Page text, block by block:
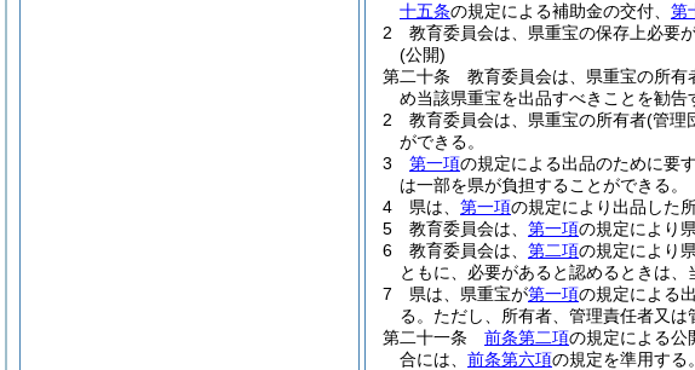
十五条の規定による補助金の交付、 第
2
教育委員会は、県重宝の保存上必要
(公開)
第二十条
教育委員会は、県重宝の所有
め当該県重宝を出品すべきことを勧告
2
教育委員会は、県重宝の所有者(管理
ができる。
3
第一項の規定による出品のために要
は一部を県が負担することができる。
4
県は、 第一項の規定により出品した
5
教育委員会は、 第一項の規定により
6
教育委員会は、 第二項の規定により
ともに、必要があると認めるときは、
7
県は、県重宝が第一項の規定による
る。 ただし、所有者、管理責任者又は
第二十一条
前条第二項の規定による公
合には、 前条第六項の規定を準用する。